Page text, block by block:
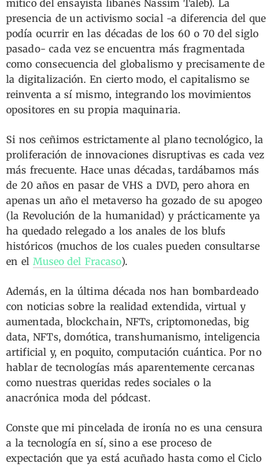
mítico del ensayista libanés Nassim Taleb). La
presencia de un activismo social -a diferencia del que
podía ocurrir en las décadas de los 60 o 70 del siglo
pasado- cada vez se encuentra más fragmentada
como consecuencia del globalismo y precisamente de
la digitalización. En cierto modo, el capitalismo se
reinventa a sí mismo, integrando los movimientos
opositores en su propia maquinaria.
Si nos ceñimos estrictamente al plano tecnológico, la
proliferación de innovaciones disruptivas es cada vez
más frecuente. Hace unas décadas, tardábamos más
de 20 años en pasar de VHS a DVD, pero ahora en
apenas un año el metaverso ha gozado de su apogeo
(la Revolución de la humanidad) y prácticamente ya
ha quedado relegado a los anales de los blufs
históricos (muchos de los cuales pueden consultarse
en el Museo del Fracaso).
Además, en la última década nos han bombardeado
con noticias sobre la realidad extendida, virtual y
aumentada, blockchain, NFTs, criptomonedas, big
data, NFTs, domótica, transhumanismo, inteligencia
artificial y, en poquito, computación cuántica. Por no
hablar de tecnologías más aparentemente cercanas
como nuestras queridas redes sociales o la
anacrónica moda del pódcast.
Conste que mi pincelada de ironía no es una censura
a la tecnología en sí, sino a ese proceso de
expectación que ya está acuñado hasta como el Ciclo